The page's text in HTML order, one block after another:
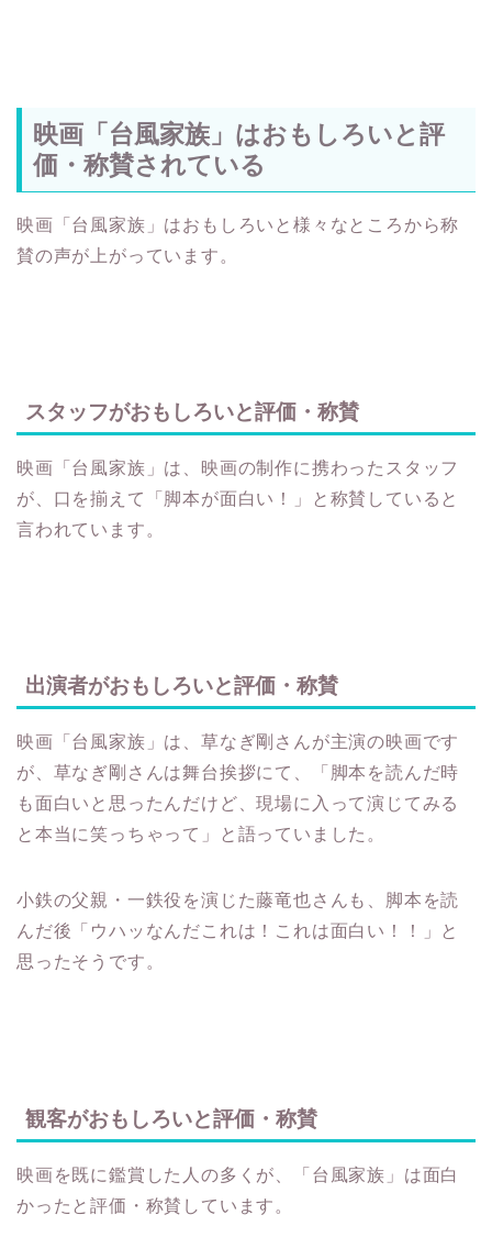
映画「台風家族」はおもしろいと評
価・称賛されている
映画「台風家族」はおもしろいと様々なところから称
賛の声が上がっています。
スタッフがおもしろいと評価・称賛
映画「台風家族」は、映画の制作に携わったスタッフ
が、口を揃えて「脚本が面白い！」と称賛していると
言われています。
出演者がおもしろいと評価・称賛
映画「台風家族」は、草なぎ剛さんが主演の映画です
が、草なぎ剛さんは舞台挨拶にて、「脚本を読んだ時
も面白いと思ったんだけど、現場に入って演じてみる
と本当に笑っちゃって」と語っていました。
小鉄の父親・一鉄役を演じた藤竜也さんも、脚本を読
んだ後「ウハッなんだこれは！これは面白い！！」と
思ったそうです。
観客がおもしろいと評価・称賛
映画を既に鑑賞した人の多くが、「台風家族」は面白
かったと評価・称賛しています。